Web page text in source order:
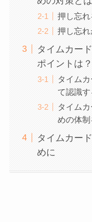
押し忘
押し忘
タイムカー
ポイントは？
タイム
て認識す
タイム
めの体
タイムカー
めに